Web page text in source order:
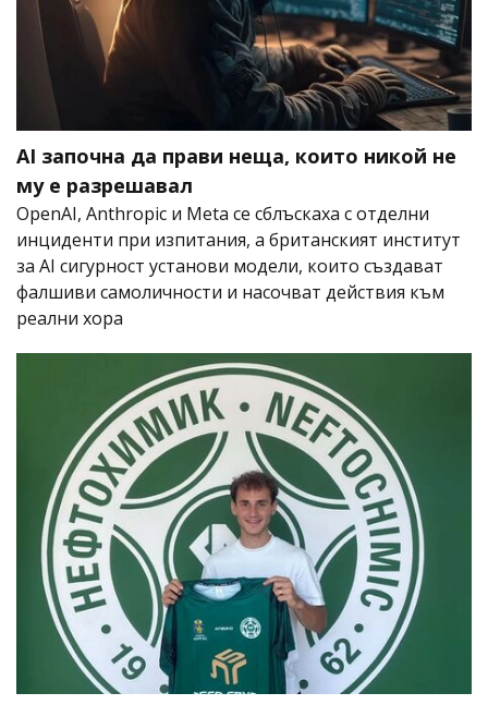
AI започна да прави неща, които никой не
му е разрешавал
OpenAI, Anthropic и Meta се сблъскаха с отделни
инциденти при изпитания, а британският институт
за AI сигурност установи модели, които създават
фалшиви самоличности и насочват действия към
реални хора